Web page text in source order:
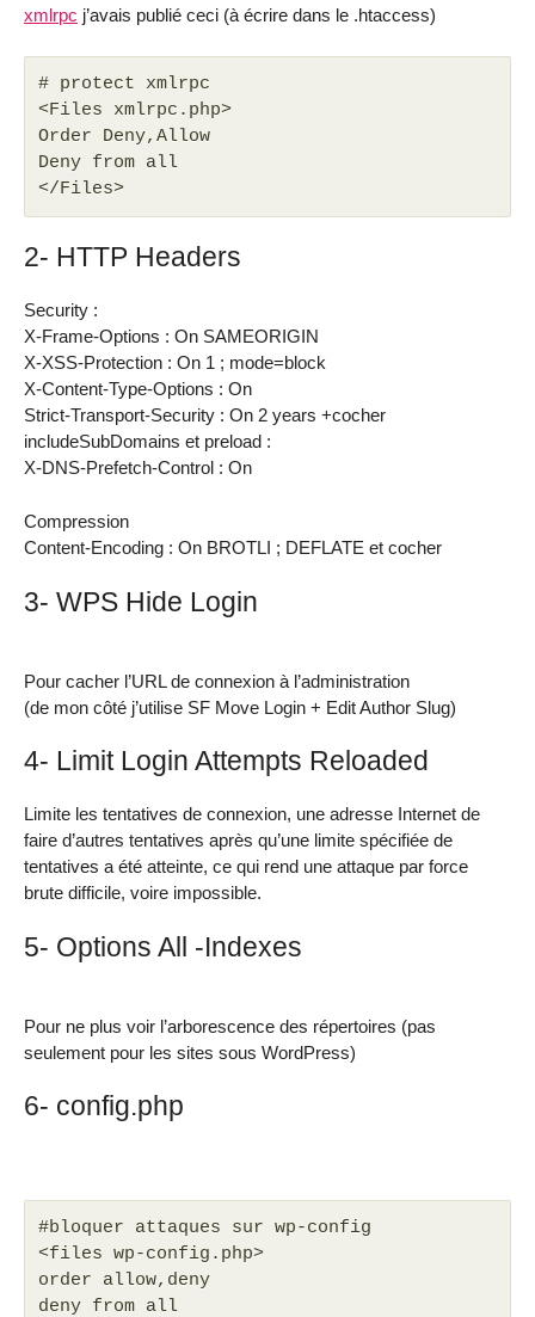
xmlrpc j’avais publié ceci (à écrire dans le .htaccess)
# protect xmlrpc
<Files xmlrpc.php>
Order Deny,Allow
Deny from all
</Files>
2- HTTP Headers
Security :
X-Frame-Options : On SAMEORIGIN
X-XSS-Protection : On 1 ; mode=block
X-Content-Type-Options : On
Strict-Transport-Security : On 2 years +cocher
includeSubDomains et preload :
X-DNS-Prefetch-Control : On
Compression
Content-Encoding : On BROTLI ; DEFLATE et cocher
3- WPS Hide Login
Pour cacher l’URL de connexion à l’administration
(de mon côté j’utilise SF Move Login + Edit Author Slug)
4- Limit Login Attempts Reloaded
Limite les tentatives de connexion, une adresse Internet de
faire d’autres tentatives après qu’une limite spécifiée de
tentatives a été atteinte, ce qui rend une attaque par force
brute difficile, voire impossible.
5- Options All -Indexes
Pour ne plus voir l’arborescence des répertoires (pas
seulement pour les sites sous WordPress)
6- config.php
#bloquer attaques sur wp-config
<files wp-config.php>
order allow,deny
deny from all